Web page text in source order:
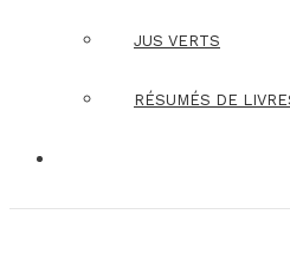
JUS VERTS
RÉSUMÉS DE